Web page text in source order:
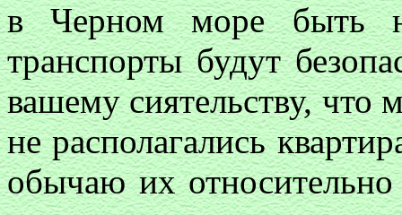
в Черном море быть
транспорты будут
вашему сиятельству, что
не располагались
обычаю их относительно